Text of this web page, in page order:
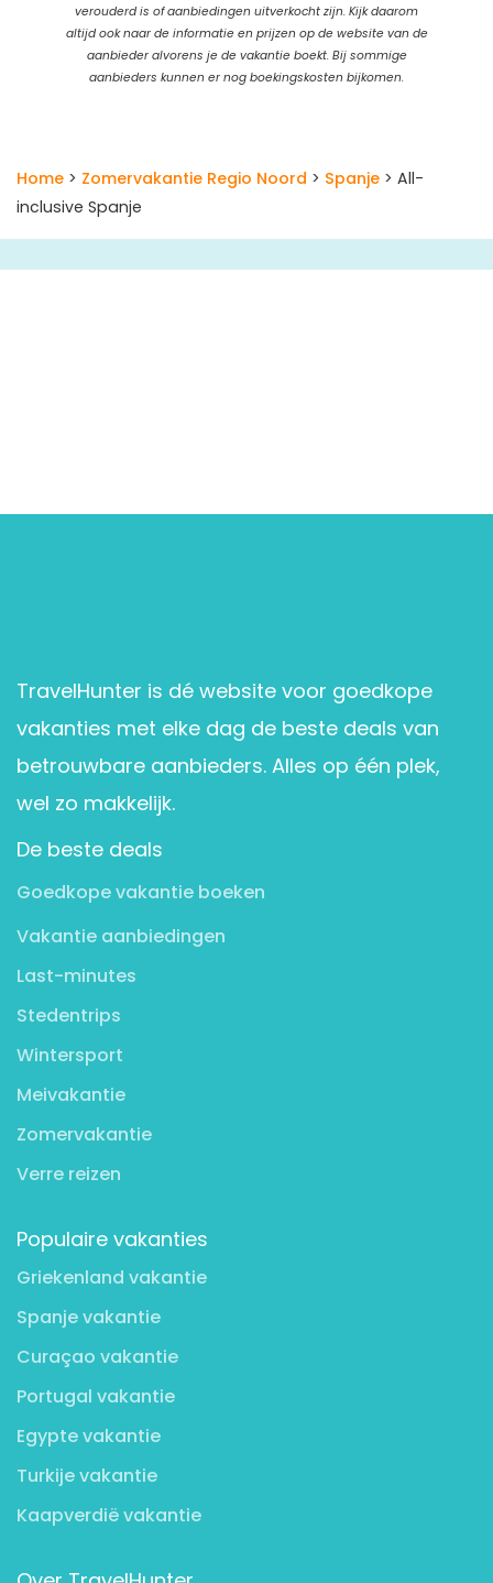
verouderd is of aanbiedingen uitverkocht zijn. Kijk daarom
altijd ook naar de informatie en prijzen op de website van de
aanbieder alvorens je de vakantie boekt. Bij sommige
aanbieders kunnen er nog boekingskosten bijkomen.
Home > Zomervakantie Regio Noord > Spanje > All-
inclusive Spanje
TravelHunter is dé website voor goedkope
vakanties met elke dag de beste deals van
betrouwbare aanbieders. Alles op één plek,
wel zo makkelijk.
De beste deals
Goedkope vakantie boeken
Vakantie aanbiedingen
Last-minutes
Stedentrips
Wintersport
Meivakantie
Zomervakantie
Verre reizen
Populaire vakanties
Griekenland vakantie
Spanje vakantie
Curaçao vakantie
Portugal vakantie
Egypte vakantie
Turkije vakantie
Kaapverdië vakantie